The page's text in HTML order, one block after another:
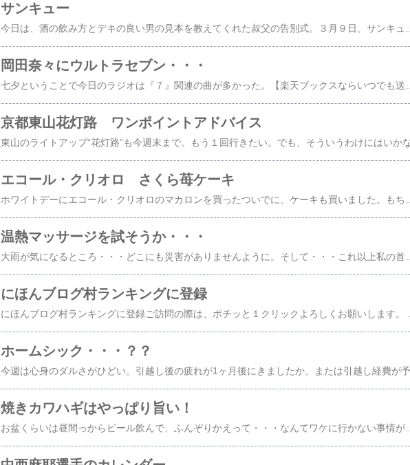
サンキュー
岡田奈々にウルトラセブン・・・
京都東山花灯路 ワンポイントアドバイス
エコール・クリオロ さくら苺ケーキ
温熱マッサージを試そうか・・・
大雨が気になるところ・・・どこにも災害がありませんように。そして・・・これ以上私の首が痛みませぬように。。。雨天のたびに７月痛めた首が痛みだす。明日の楽天スーパーセルで紙おむつと食料品を買い込むつもりでいたが、温熱マッサージグッズも買っておくべきか・・・首・肩・腰などのつらい所に。あったかぬっこさん よもぎ温熱ネックピロー(肩こり,背中,マッサ...価格：2,604円（税込、送料別）☆楽天最安値に挑戦!!☆ マッサージ器 温熱 電動マッサージ 振動 電動マッサージ 温かい 電動マ...価格：2,100円（税込、送料別）【レビューを書いたら、送料無料】温もみ 約15分の安心タイマー付【送料無料】温もみ 温熱治...価格：7,581円（税込、送料込）こちらもよろしく。ブログ人気ランキング投票ににワンクリックよお願いします。 ツキを呼ぶかも？
にほんブログ村ランキングに登録
ホームシック・・・？？
焼きカワハギはやっぱり旨い！
お盆くらいは昼間っからビール飲んで、ふんぞりかえって・・・なんてワケに行かない事情がいろいろある。。。ビールも飲まずに、姉夫婦の日本海土産「焼きかわはぎ」を噛んでおります。アゴが疲れるけど・・・。しかし、誰が考えたんだろう、焼きかわはぎ。旨いよねぇ～。ビールがあれば、もっと旨いけど・・・。焼きかわはぎロール 150g価格：630円（税込、送料別）かわはぎ七味ロール 150g価格：630円（税込、送料別）世界コンクール「最優秀味覚賞」受賞!!有名フランス人シェフが作る本格チーズケーキ♪【配送用...価格：1,260円（税込、送料別）世界コンクール「最優秀味覚賞」受賞!!有名フランス人シェフが作る本格チーズケーキの新提案♪...価格：1,500円（税込、送料別）こちらもよろしく。ブログ人気ランキング投票ににワンクリックよお願いします。 ツキを呼ぶかも？